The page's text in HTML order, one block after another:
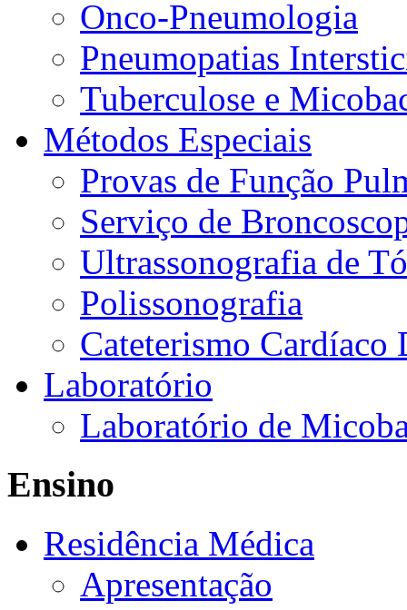
Onco-Pneumologia
Pneumopatias
Tuberculose e
Métodos Especiais
Provas de Função
Serviço de
Ultrassonografia de
Polissonografia
Cateterismo Cardíaco
Laboratório
Laboratório de
Ensino
Residência Médica
Apresentação